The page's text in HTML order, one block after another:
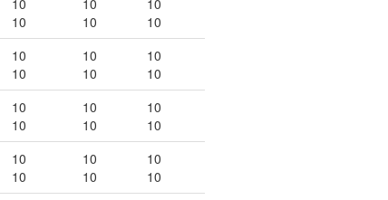
10
10
10
10
10
10
10
10
10
10
10
10
10
10
10
10
10
10
10
10
10
10
10
10